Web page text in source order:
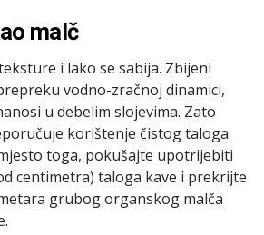
malč
i lako se sabija. Zbijeni
vodno-zračnoj dinamici,
u debelim slojevima. Zato
korištenje čistog taloga
toga, pokušajte upotrijebiti
centimetra) taloga kave i prekrijte
grubog organskog malča